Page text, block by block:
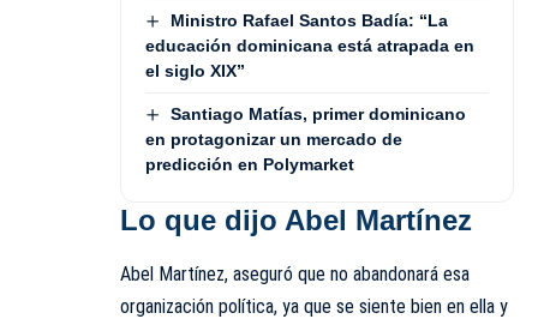
Ministro Rafael Santos Badía: “La
educación dominicana está atrapada en
el siglo XIX”
Santiago Matías, primer dominicano
en protagonizar un mercado de
predicción en Polymarket
Lo que dijo Abel Martínez
Abel Martínez, aseguró que no abandonará esa
organización política, ya que se siente bien en ella y